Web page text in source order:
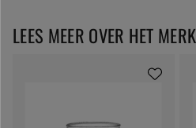
LEES MEER OVER HET MERK